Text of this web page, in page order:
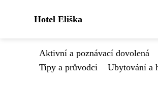
Hotel Eliška
Aktivní a poznávací dovolená
Tipy a průvodci
Ubytování a